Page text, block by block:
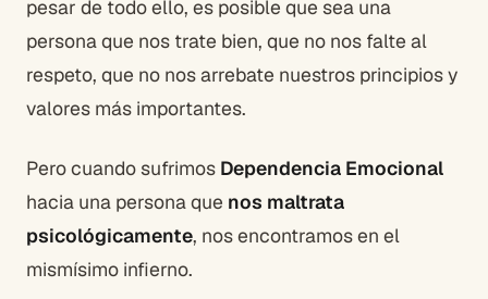
pesar de todo ello, es posible que sea una
persona que nos trate bien, que no nos falte al
respeto, que no nos arrebate nuestros principios y
valores más importantes.
Pero cuando sufrimos Dependencia Emocional
hacia una persona que nos maltrata
psicológicamente, nos encontramos en el
mismísimo infierno.